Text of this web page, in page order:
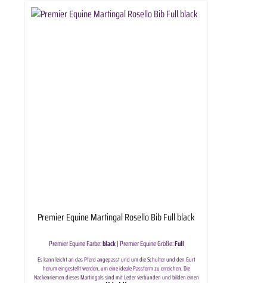
Premier Equine Martingal Rosello Bib Full black
Premier Equine Farbe:black|Premier Equine Größe:Full
Es kann leicht an das Pferd angepasst und um die Schulter und den Gurt
herum eingestellt werden, um eine ideale Passform zu erreichen. Die
Nackenriemen dieses Martingals sind mit Leder verbunden und bilden einen